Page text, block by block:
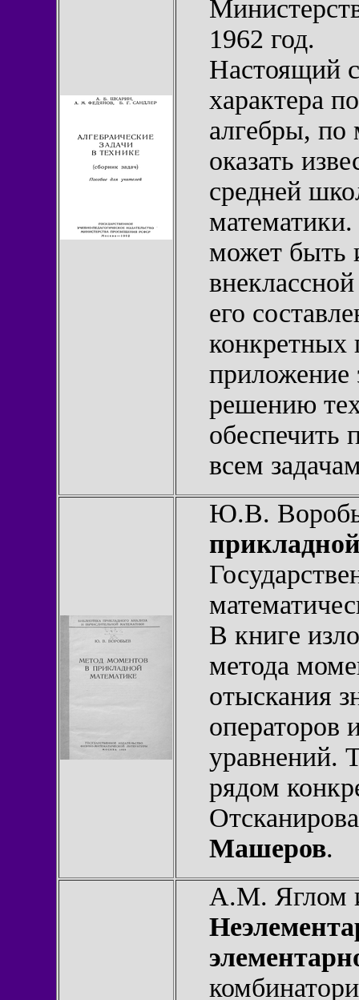
1962 год.
Настоящий
характера
алгебры, по
оказать
средней
математики.
может быть
его
конкретных
приложение
решению
обеспечить
всем
Ю.В.
В книге
метода
отыскания
операторов
уравнений.
рядом
Машеров.
А.М. Яглом